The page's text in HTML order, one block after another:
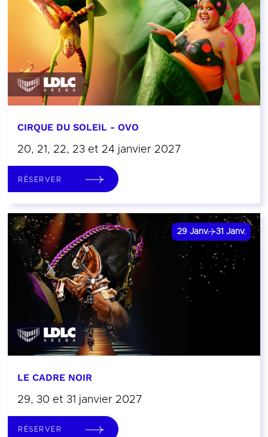
CIRQUE DU SOLEIL - OVO
20, 21, 22, 23 et 24 janvier 2027
RÉSERVER
29 Janv. 31 Janv.
LE CADRE NOIR
29, 30 et 31 janvier 2027
RÉSERVER